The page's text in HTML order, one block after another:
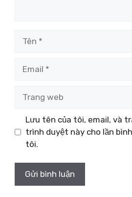
web
Lưu tên của tôi, email, và
trình duyệt này cho lần
tôi.